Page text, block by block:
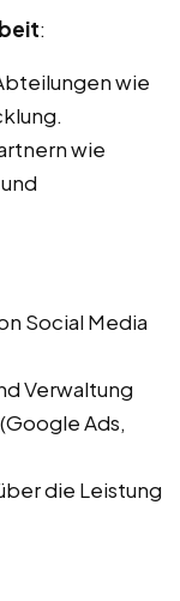
:
wie
wie
Social Media
Verwaltung
Ads,
die Leistung